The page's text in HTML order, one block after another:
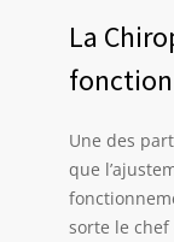
La
Une des
que
sorte le chef